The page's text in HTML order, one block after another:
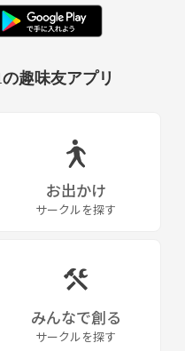
趣味友アプリ
お出かけ
サークルを探す
みんなで創る
サークルを探す